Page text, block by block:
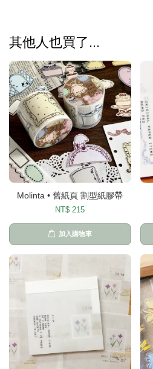
其他人也買了...
Molinta • 舊紙頁 割型紙膠帶
NT$ 215
加入購物車